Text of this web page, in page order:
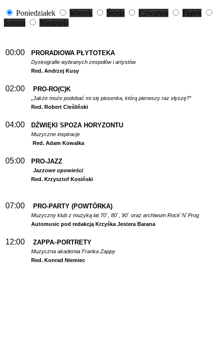
Poniedziałek Wtorek Środa Czwartek
Piątek
Sobota
Niedziela
00:00 PRORADIOWA PŁYTOTEKA
Dyskografie wybranych zespołów i artystów
Red. Andrzej Kusy
02:00 PRO-RO(C)K
„Jakże może podobać mi się piosenka, którą pierwszy raz słyszę?”
Red. Robert Cieśliński
04:00 DŹWIĘKI SPOZA HORYZONTU
Muzyczne inspiracje
Red. Adam Kowalka
05:00 PRO-JAZZ
Jazzowe opowieści
Red. Krzysztof Kosiński
07:00 PRO-PARTY (POWTÓRKA)
Muzyczny klub z muzyką lat 70`, 80`, 90` oraz archiwum Rock`N`Prog
Automusic pod redakcją Krzyśka Jestera Barana
12:00 ZAPPA–PORTRETY
Muzyczna akademia Franka Zappy
Red. Konrad Niemiec